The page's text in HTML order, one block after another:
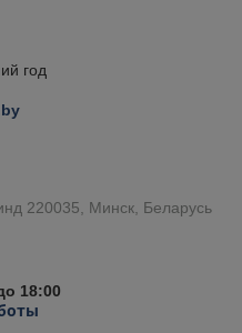
год
220035, Минск, Беларусь
18:00